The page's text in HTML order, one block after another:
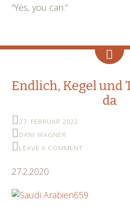
“Yes, you can.”
Endlich, Kegel und
da
27. FEBRUAR 2022
DANI WAGNER
LEAVE A COMMENT
27.2.2020